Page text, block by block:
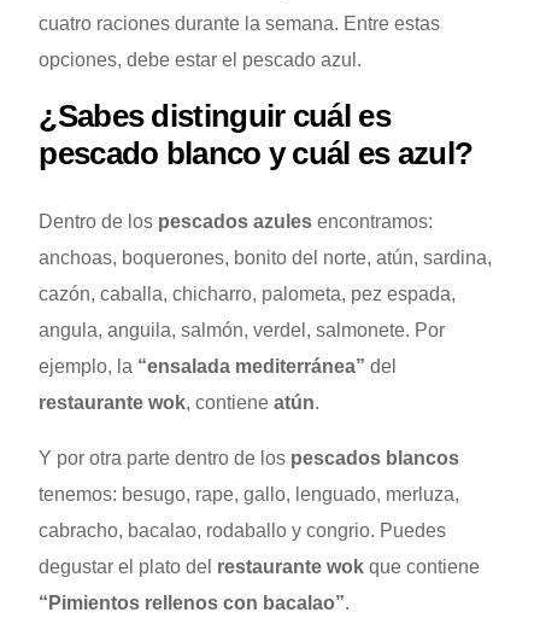
cuatro raciones durante la semana. Entre estas
opciones, debe estar el pescado azul.
¿Sabes distinguir cuál es
pescado blanco y cuál es azul?
Dentro de los pescados azulesencontramos:
anchoas, boquerones, bonito del norte, atún, sardina,
cazón, caballa, chicharro, palometa, pez espada,
angula, anguila, salmón, verdel, salmonete. Por
ejemplo, la “ensalada mediterránea” del
restaurante wok, contieneatún.
Y por otra parte dentro de los pescados blancos
tenemos: besugo, rape, gallo, lenguado, merluza,
cabracho, bacalao, rodaballo y congrio. Puedes
degustar el plato del restaurante wok que contiene
“Pimientos rellenos con bacalao”.